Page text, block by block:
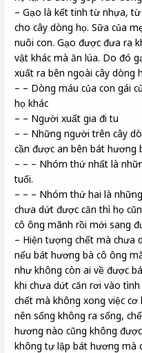
– Gạo là kết tinh từ nhựa,
cho cây dòng họ. Sữa của
nuôi con. Gạo được đưa ra
vật khác mà ăn lúa. Do đó
xuất ra bên ngoài cây dòng
– – Dòng máu của con gái
họ khác
– – Người xuất gia đi tu
– – Những người trên cây
cần được an bên bát hương
– – – Nhóm thứ nhất là
tuổi.
– – – Nhóm thứ hai là
chưa dứt được căn thì họ
cô ông mãnh rồi mới sang
– Hiện tượng chết mà chưa
nếu bát hương bà cô ông
như không còn ai về được
khi chưa dứt căn rơi vào
chết mà không xong việc
nên sống không ra sống,
hương nào cũng không
không tự lập bát hương mà